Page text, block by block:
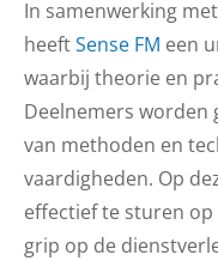
In samenwerking
heeftSense FM een
waarbij theorie en
Deelnemers worden
van methoden en
vaardigheden. Op
effectief te sturen
grip op de